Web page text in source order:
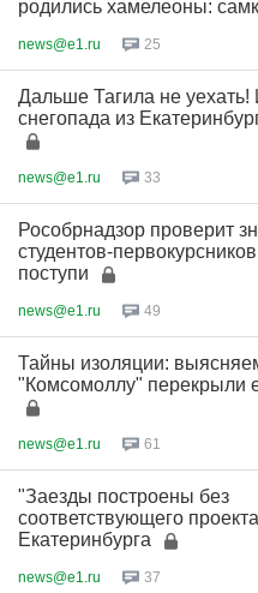
родились хамелеоны:
news@e1.ru 25
Дальше Тагила не уехать!
снегопада из
news@e1.ru 33
Рособрнадзор проверит
студентов-
поступи
news@e1.ru 49
Тайны изоляции:
"Комсомоллу" перекрыли
news@e1.ru 61
"Заезды построены без
соответствующего
Екатеринбурга
news@e1.ru 37